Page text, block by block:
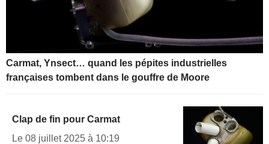
Carmat, Ynsect… quand les pépites industrielles
françaises tombent dans le gouffre de Moore
Clap de fin pour Carmat
Le 08 juillet 2025 à 10:19